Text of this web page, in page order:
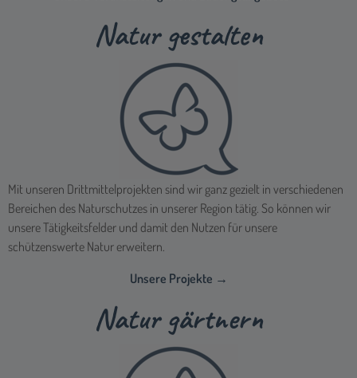
Mit unseren Drittmittelprojekten sind wir ganz gezielt in verschiedenen
Bereichen des Naturschutzes in unserer Region tätig. So können wir
unsere Tätigkeitsfelder und damit den Nutzen für unsere
schützenswerte Natur erweitern.
Unsere Projekte →
Natur gärtnern
Naturnahe Gärten sind für den Menschen Orte der Erholung und des
Rückzugs. Gleichzeitig bieten sie uns auch gesundes Obst und Gemüse
sowie für zahlreiche Tier- und Pflanzenarten einen wichtigen